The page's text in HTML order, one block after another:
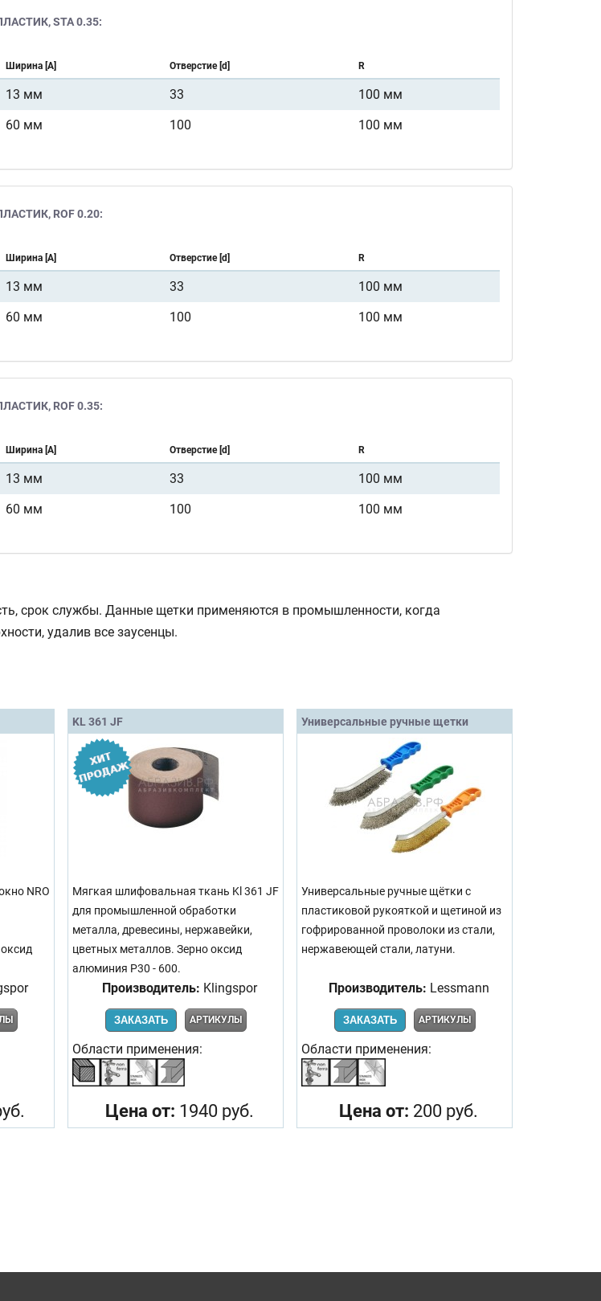
STA 0.35:
Ширина [A] Отверстие [d] R
13 мм 33
100 мм
60 мм 100 100 мм
ROF 0.20:
Ширина [A] Отверстие [d] R
13 мм 33
100 мм
60 мм 100 100 мм
ROF 0.35:
Ширина [A] Отверстие [d] R
13 мм 33
100 мм
60 мм 100 100 мм
срок службы. Данные щетки применяются в промышленности, когда
удалив все заусенцы.
NRO
KL 361 JF
Мягкая шлифовальная ткань Kl 361 JF
для промышленной обработки
металла, древесины, нержавейки,
цветных металлов. Зерно оксид
алюминия Р30 - 600.
Производитель: Klingspor
ЗАКАЗАТЬ АРТИКУЛЫ
Области применения:
Цена от: 1940 руб.
Универсальные ручные щетки
Универсальные ручные щётки с
пластиковой рукояткой и щетиной из
гофрированной проволоки из стали,
нержавеющей стали, латуни.
Производитель: Lessmann
ЗАКАЗАТЬ АРТИКУЛЫ
Области применения:
Цена от: 200 руб.